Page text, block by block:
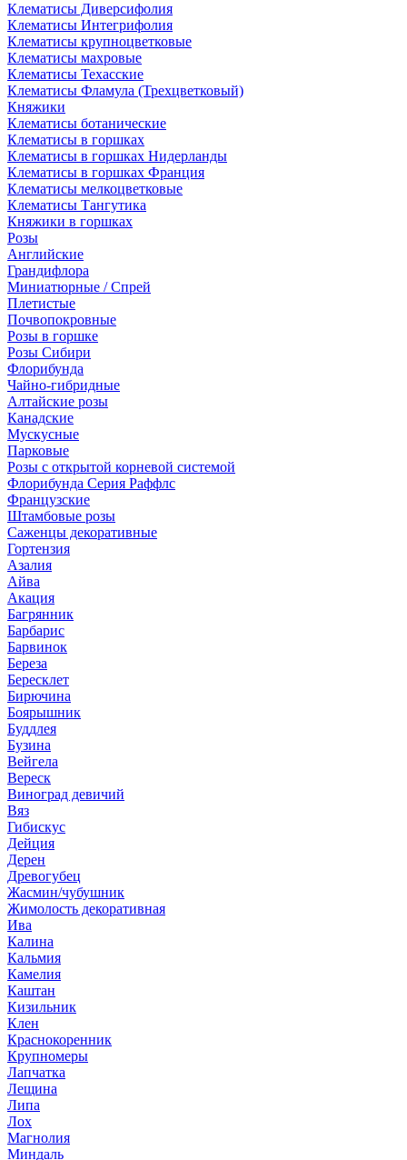
Клематисы Диверсифолия
Клематисы Интегрифолия
Клематисы крупноцветковые
Клематисы махровые
Клематисы Техасские
Клематисы Фламула (Трехцветковый)
Княжики
Клематисы ботанические
Клематисы в горшках
Клематисы в горшках Нидерланды
Клематисы в горшках Франция
Клематисы мелкоцветковые
Клематисы Тангутика
Княжики в горшках
Розы
Английские
Грандифлора
Миниатюрные / Спрей
Плетистые
Почвопокровные
Розы в горшке
Розы Сибири
Флорибунда
Чайно-гибридные
Алтайские розы
Канадские
Мускусные
Парковые
Розы с открытой корневой системой
Флорибунда Серия Раффлс
Французские
Штамбовые розы
Саженцы декоративные
Гортензия
Азалия
Айва
Акация
Багрянник
Барбарис
Барвинок
Береза
Бересклет
Бирючина
Боярышник
Буддлея
Бузина
Вейгела
Вереск
Виноград девичий
Вяз
Гибискус
Дейция
Дерен
Древогубец
Жасмин/чубушник
Жимолость декоративная
Ива
Калина
Кальмия
Камелия
Каштан
Кизильник
Клен
Краснокоренник
Крупномеры
Лапчатка
Лещина
Липа
Лох
Магнолия
Миндаль